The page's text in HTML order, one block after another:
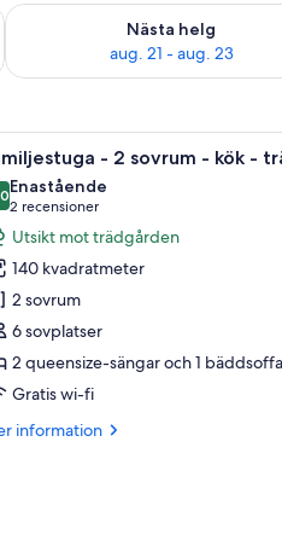
aug. 14 - aug. 16
Nästa helg
aug. 21 - aug. 23
Kontrollera tillgängligheten för
på rummet
på rummet
13 - 2 sovrum - kök -
av 10
Enastående
2 recensioner
(2 recensioner)
Utsikt mot trädgården
140 kvadratmeter
2 sovrum
6 sovplatser
2 queensize-sängar och 1
Gratis wi-fi
information